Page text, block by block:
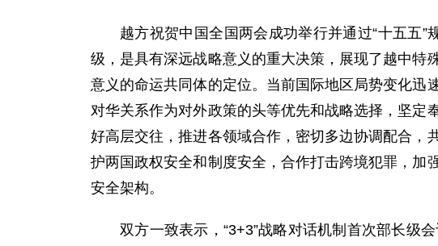
越方祝贺中国全国两会成功举行并通过“十五五
级，是具有深远战略意义的重大决策，展现了越中特
意义的命运共同体的定位。当前国际地区局势变化迅
对华关系作为对外政策的头等优先和战略选择，坚定
好高层交往，推进各领域合作，密切多边协调配合，
护两国政权安全和制度安全，合作打击跨境犯罪，加
安全架构。
双方一致表示，“3+3”战略对话机制首次部长级